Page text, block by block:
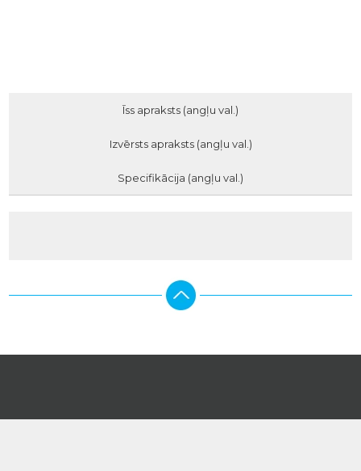
Īss apraksts (angļu val.)
Izvērsts apraksts (angļu val.)
Specifikācija (angļu val.)